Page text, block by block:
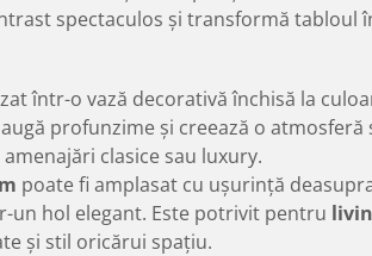
spectaculos și transformă tabloul
într-o vază decorativă închisă la
profunzime și creează o atmosferă
clasice sau luxury.
poate fi amplasat cu ușurință
un hol elegant. Este potrivit pentru
și stil oricărui spațiu.